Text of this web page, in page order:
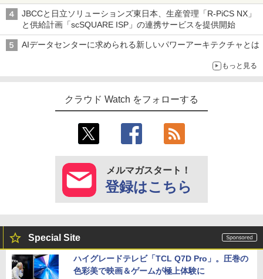
JBCCと日立ソリューションズ東日本、生産管理「R-PiCS NX」
と供給計画「scSQUARE ISP」の連携サービスを提供開始
AIデータセンターに求められる新しいパワーアーキテクチャとは
もっと見る
クラウド Watch をフォローする
メルマガスタート！
登録はこちら
Special Site
ハイグレードテレビ「TCL Q7D Pro」。圧巻の
色彩美で映画＆ゲームが極上体験に